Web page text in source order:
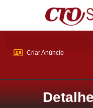
Criar Anúncio